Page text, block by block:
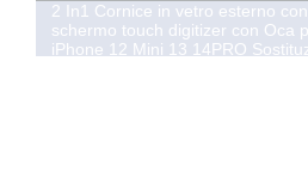
2 In1 Cornice in vetro esterno con
schermo touch digitizer con Oca
iPhone 12 Mini 13 14PRO